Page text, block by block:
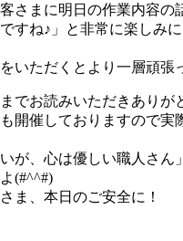
さまに明日の作業内容の
ですね♪」と非常に楽しみ
いただくとより一層頑張
でお読みいただきあり
開催しておりますので実
いが、心は優しい職人さん
(#^^#)
ま、本日のご安全に！